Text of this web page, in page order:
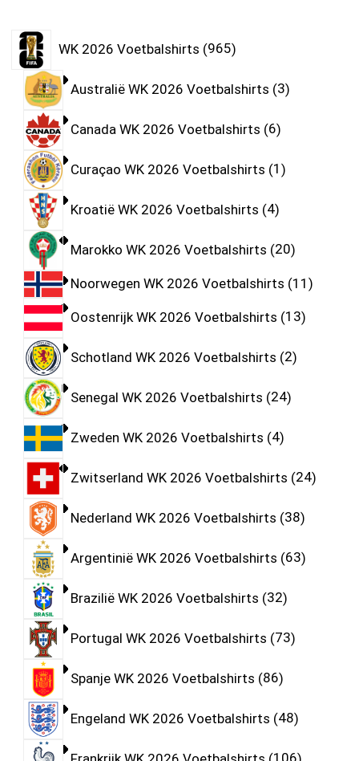
WK 2026 Voetbalshirts 965
Australië WK 2026 Voetbalshirts 3
Canada WK 2026 Voetbalshirts 6
Curaçao WK 2026 Voetbalshirts 1
Kroatië WK 2026 Voetbalshirts 4
Marokko WK 2026 Voetbalshirts 20
Noorwegen WK 2026 Voetbalshirts 11
Oostenrijk WK 2026 Voetbalshirts 13
Schotland WK 2026 Voetbalshirts 2
Senegal WK 2026 Voetbalshirts 24
Zweden WK 2026 Voetbalshirts 4
Zwitserland WK 2026 Voetbalshirts 24
Nederland WK 2026 Voetbalshirts 38
Argentinië WK 2026 Voetbalshirts 63
Brazilië WK 2026 Voetbalshirts 32
Portugal WK 2026 Voetbalshirts 73
Spanje WK 2026 Voetbalshirts 86
Engeland WK 2026 Voetbalshirts 48